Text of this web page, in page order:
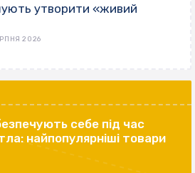
утворити «живий
2026
себе під час
найпопулярніші товари